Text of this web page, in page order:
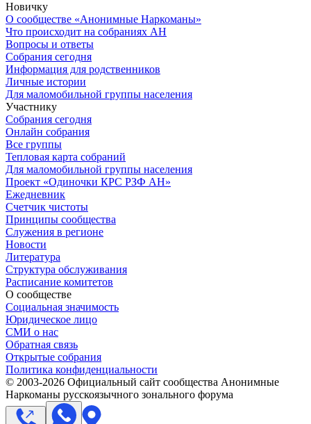
Новичку
О сообществе «Анонимные Наркоманы»
Что происходит на собраниях АН
Вопросы и ответы
Собрания сегодня
Информация для родственников
Личные истории
Для маломобильной группы населения
Участнику
Собрания сегодня
Онлайн собрания
Все группы
Тепловая карта собраний
Для маломобильной группы населения
Проект «Одиночки КРС РЗФ АН»
Ежедневник
Счетчик чистоты
Принципы сообщества
Служения в регионе
Новости
Литература
Структура обслуживания
Расписание комитетов
О сообществе
Социальная значимость
Юридическое лицо
СМИ о нас
Обратная связь
Открытые собрания
Политика конфиденциальности
© 2003-2026 Официальный сайт сообщества Анонимные
Наркоманы русскоязычного зонального форума